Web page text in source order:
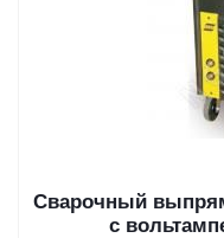
Сварочный
с